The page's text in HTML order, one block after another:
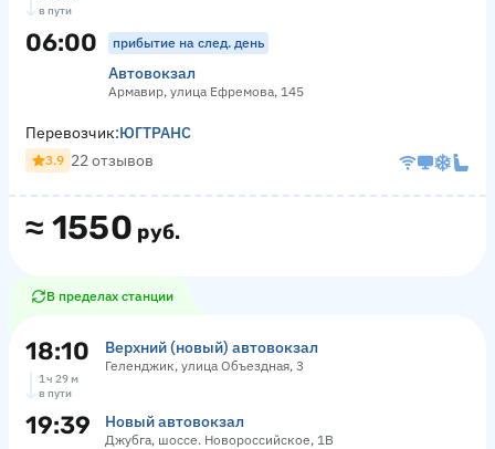
в пути
06:00 прибытие на след. день
Автовокзал
Армавир, улица Ефремова, 145
≈ 1550 руб.
Перевозчик:ЮГТРАНС
3.9 22 отзывов
В пределах станции
18:10 Верхний (новый) автовокзал
Геленджик, улица Объездная, 3
1 ч 29 м
в пути
19:39 Новый автовокзал
Джубга, шоссе. Новороссийское, 1В